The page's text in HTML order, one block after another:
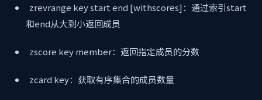
zrevrange key start end [withscores]：通过索引start
和end从大到小返回成员
zscore key member：返回指定成员的分数
zcard key：获取有序集合的成员数量